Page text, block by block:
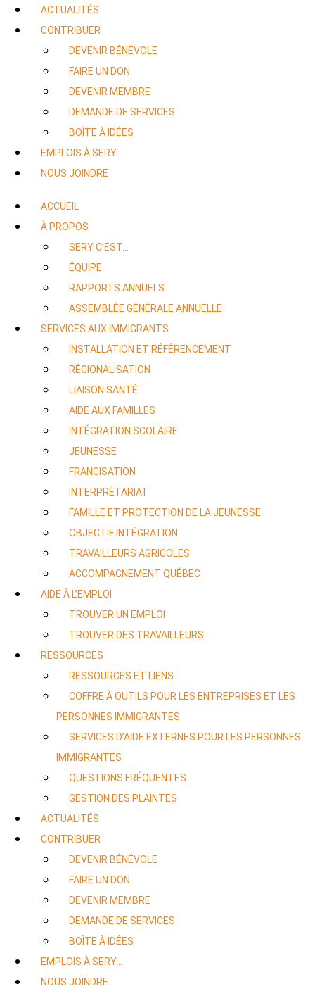
ACTUALITÉS
CONTRIBUER
DEVENIR BÉNÉVOLE
FAIRE UN DON
DEVENIR MEMBRE
DEMANDE DE SERVICES
BOÎTE À IDÉES
EMPLOIS À SERY…
NOUS JOINDRE
ACCUEIL
À PROPOS
SERY C’EST…
ÉQUIPE
RAPPORTS ANNUELS
ASSEMBLÉE GÉNÉRALE ANNUELLE
SERVICES AUX IMMIGRANTS
INSTALLATION ET RÉFÉRENCEMENT
RÉGIONALISATION
LIAISON SANTÉ
AIDE AUX FAMILLES
INTÉGRATION SCOLAIRE
JEUNESSE
FRANCISATION
INTERPRÉTARIAT
FAMILLE ET PROTECTION DE LA JEUNESSE
OBJECTIF INTÉGRATION
TRAVAILLEURS AGRICOLES
ACCOMPAGNEMENT QUÉBEC
AIDE À L’EMPLOI
TROUVER UN EMPLOI
TROUVER DES TRAVAILLEURS
RESSOURCES
RESSOURCES ET LIENS
COFFRE À OUTILS POUR LES ENTREPRISES ET LES
PERSONNES IMMIGRANTES
SERVICES D’AIDE EXTERNES POUR LES PERSONNES
IMMIGRANTES
QUESTIONS FRÉQUENTES
GESTION DES PLAINTES
ACTUALITÉS
CONTRIBUER
DEVENIR BÉNÉVOLE
FAIRE UN DON
DEVENIR MEMBRE
DEMANDE DE SERVICES
BOÎTE À IDÉES
EMPLOIS À SERY…
NOUS JOINDRE